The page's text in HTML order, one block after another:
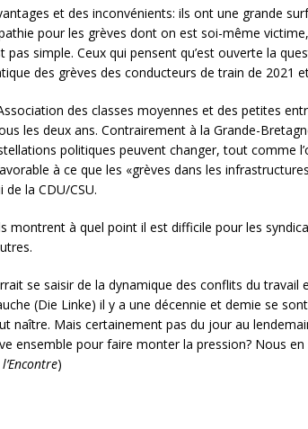
et des inconvénients: ils ont une grande
pour les grèves dont on est soi-même
pas simple. Ceux qui pensent qu’est ouverte la
des grèves des conducteurs de train de 2021
des classes moyennes et des petites
les deux ans. Contrairement à la Grande-
politiques peuvent changer, tout comme
à ce que les «grèves dans les
de la CDU/CSU.
montrent à quel point il est difficile pour les
se saisir de la dynamique des conflits du
(Die Linke) il y a une décennie et demie se
naître. Mais certainement pas du jour au
ensemble pour faire monter la pression? Nous
)